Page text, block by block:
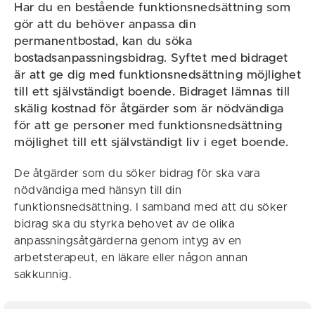
Har du en bestående funktionsnedsättning som
gör att du behöver anpassa din
permanentbostad, kan du söka
bostadsanpassningsbidrag. Syftet med bidraget
är att ge dig med funktionsnedsättning möjlighet
till ett självständigt boende. Bidraget lämnas till
skälig kostnad för åtgärder som är nödvändiga
för att ge personer med funktionsnedsättning
möjlighet till ett självständigt liv i eget boende.
De åtgärder som du söker bidrag för ska vara
nödvändiga med hänsyn till din
funktionsnedsättning. I samband med att du söker
bidrag ska du styrka behovet av de olika
anpassningsåtgärderna genom intyg av en
arbetsterapeut, en läkare eller någon annan
sakkunnig.